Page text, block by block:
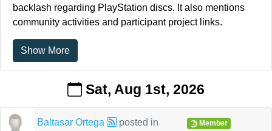
backlash regarding PlayStation discs. It also mentions
community activities and participant project links.
Show More
Sat, Aug 1st, 2026
Baltasar Ortega
posted in
Member